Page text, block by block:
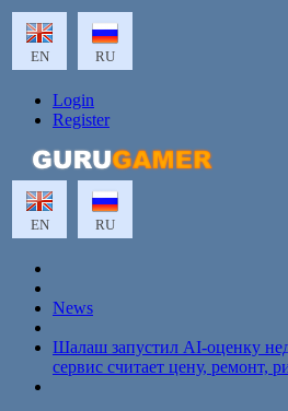
EN RU
Login
Register
EN RU
News
Шалаш запустил AI-оценку
сервис считает цену, ремонт,